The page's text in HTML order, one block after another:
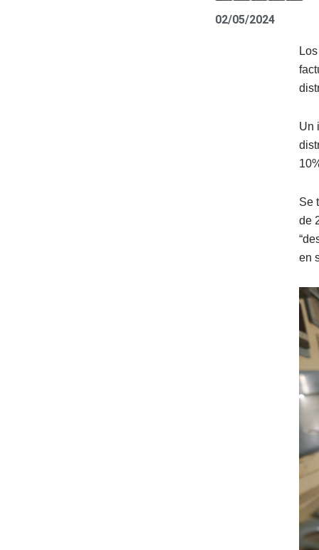
02/05/2024
Un
Se
de
en